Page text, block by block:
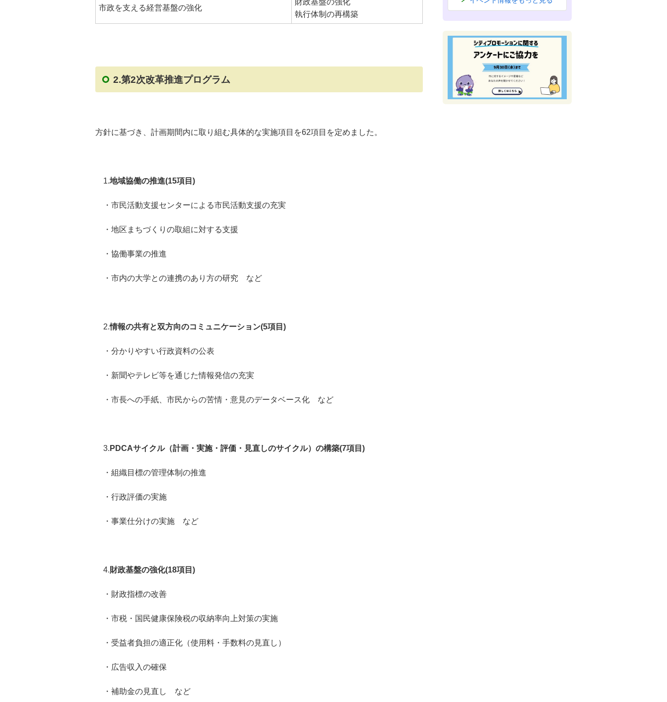
市政を支える経営基盤の強化
財政基盤の強化
執行体制の再構築
2.第2次改革推進プログラム
方針に基づき、計画期間内に取り組む具体的な実施項目を62項目を定めました。
1.地域協働の推進(15項目)
・市民活動支援センターによる市民活動支援の充実
・地区まちづくりの取組に対する支援
・協働事業の推進
・市内の大学との連携のあり方の研究 など
2.情報の共有と双方向のコミュニケーション(5項目)
・分かりやすい行政資料の公表
・新聞やテレビ等を通じた情報発信の充実
・市長への手紙、市民からの苦情・意見のデータベース化 など
3. PDCAサイクル（計画・実施・評価・見直しのサイクル）の構築(7項目)
・組織目標の管理体制の推進
・行政評価の実施
・事業仕分けの実施 など
4.財政基盤の強化(18項目)
・財政指標の改善
・市税・国民健康保険税の収納率向上対策の実施
・受益者負担の適正化（使用料・手数料の見直し）
・広告収入の確保
・補助金の見直し など